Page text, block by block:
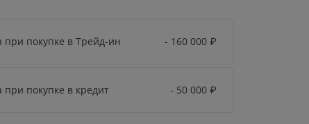
при покупке в Трейд-ин - 160 000 ₽
при покупке в кредит - 50 000 ₽